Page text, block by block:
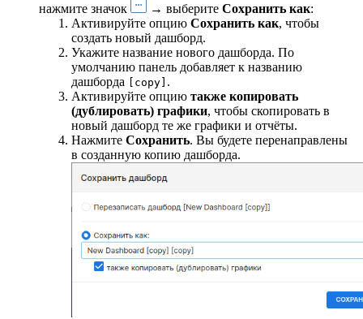
нажмите значок
→ выберите Сохранить как:
Активируйте опцию Сохранить как, чтобы
создать новый дашборд.
Укажите название нового дашборда. По
умолчанию панель добавляет к названию
дашборда [copy] .
Активируйте опцию также копировать
(дублировать) графики, чтобы скопировать в
новый дашборд те же графики и отчёты.
Нажмите Сохранить. Вы будете перенаправлены
в созданную копию дашборда.